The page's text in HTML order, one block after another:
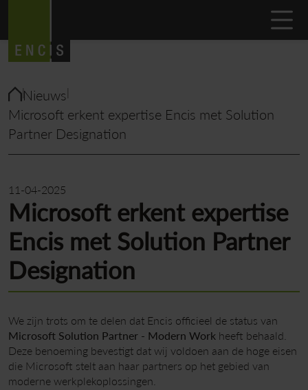
Nieuws
Microsoft erkent expertise Encis met Solution
Partner Designation
11-04-2025
Microsoft erkent expertise
Encis met Solution Partner
Designation
We zijn trots om te delen dat Encis officieel de status van
Microsoft Solution Partner - Modern Work heeft behaald.
Deze benoeming bevestigt dat wij voldoen aan de hoge eisen
die Microsoft stelt aan haar partners op het gebied van
moderne werkplekoplossingen.